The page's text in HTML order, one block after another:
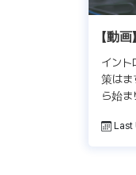
【動
イン
策はま
ら始
[…]Last